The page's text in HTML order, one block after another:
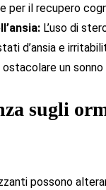
per il recupero
L’uso di
d’ansia e
un
sugli
possono